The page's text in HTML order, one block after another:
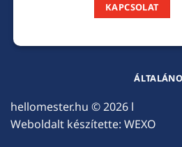
KAPCSOLAT
hellomester.hu © 2026 l
Weboldalt készítette: WEXO